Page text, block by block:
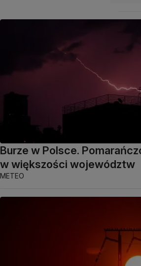
Burze w Polsce.
w większości województw
METEO